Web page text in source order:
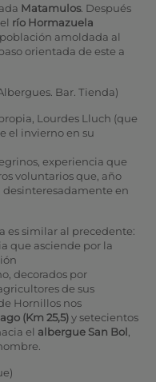
Matamulos. Después
río Hormazuela
amoldada al
orientada de este a
Bar. Tienda)
Lourdes Lluch (que
el invierno en su
experiencia que
voluntarios que, año
desinteresadamente en
es similar al precedente:
que asciende por la
decorados por
de sus
Hornillos nos
(Km 25,5)y setecientos
el albergue San Bol